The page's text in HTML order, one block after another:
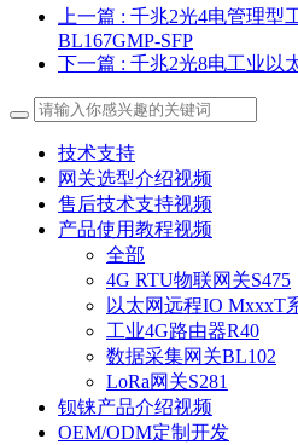
上一篇 : 千兆2光4电管理型
BL167GMP-SFP
下一篇 : 千兆2光8电工业以
技术支持
网关选型介绍视频
售后技术支持视频
产品使用教程视频
全部
4G RTU物联网关S475
以太网远程IO MxxxT
工业4G路由器R40
数据采集网关BL102
LoRa网关S281
钡铼产品介绍视频
OEM/ODM定制开发